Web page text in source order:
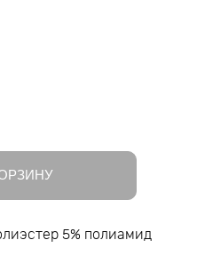
5% полиамид